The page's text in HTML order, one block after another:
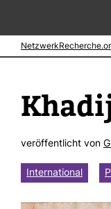
ver­öf­fent­licht von
International